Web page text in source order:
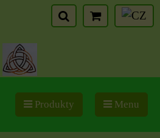
Produkty Menu